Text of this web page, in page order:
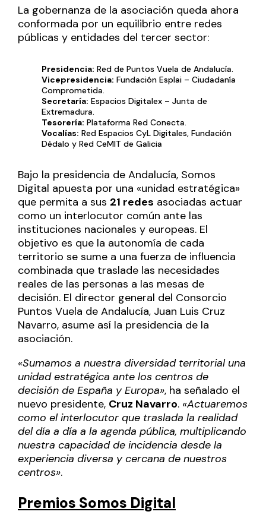
La gobernanza de la asociación queda ahora
conformada por un equilibrio entre redes
públicas y entidades del tercer sector:
Presidencia: Red de Puntos Vuela de Andalucía.
Vicepresidencia: Fundación Esplai – Ciudadanía
Comprometida.
Secretaría: Espacios Digitalex – Junta de
Extremadura.
Tesorería: Plataforma Red Conecta.
Vocalías: Red Espacios CyL Digitales, Fundación
Dédalo y Red CeMIT de Galicia
Bajo la presidencia de Andalucía, Somos
Digital apuesta por una «unidad estratégica»
que permita a sus 21 redes asociadas actuar
como un interlocutor común ante las
instituciones nacionales y europeas. El
objetivo es que la autonomía de cada
territorio se sume a una fuerza de influencia
combinada que traslade las necesidades
reales de las personas a las mesas de
decisión. El director general del Consorcio
Puntos Vuela de Andalucía, Juan Luis Cruz
Navarro, asume así la presidencia de la
asociación.
«Sumamos a nuestra diversidad territorial una
unidad estratégica ante los centros de
decisión de España y Europa», ha señalado el
nuevo presidente, Cruz Navarro. «Actuaremos
como el interlocutor que traslada la realidad
del día a día a la agenda pública, multiplicando
nuestra capacidad de incidencia desde la
experiencia diversa y cercana de nuestros
centros».
Premios Somos Digital